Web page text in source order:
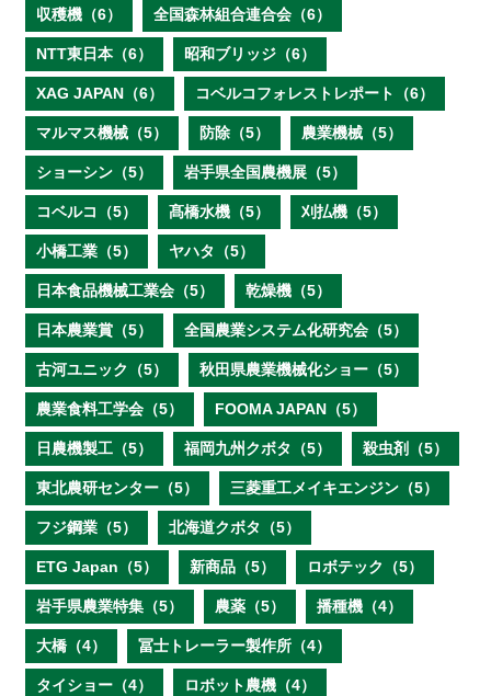
収穫機（6） 全国森林組合連合会（6）
NTT東日本（6） 昭和ブリッジ（6）
XAG JAPAN（6） コベルコフォレストレポート（6）
マルマス機械（5） 防除（5） 農業機械（5）
ショーシン（5） 岩手県全国農機展（5）
コベルコ（5） 髙橋水機（5） 刈払機（5）
小橋工業（5） ヤハタ（5）
日本食品機械工業会（5） 乾燥機（5）
日本農業賞（5） 全国農業システム化研究会（5）
古河ユニック（5） 秋田県農業機械化ショー（5）
農業食料工学会（5） FOOMA JAPAN（5）
日農機製工（5） 福岡九州クボタ（5） 殺虫剤（5）
東北農研センター（5） 三菱重工メイキエンジン（5）
フジ鋼業（5） 北海道クボタ（5）
ETG Japan（5） 新商品（5） ロボテック（5）
岩手県農業特集（5） 農薬（5） 播種機（4）
大橋（4） 冨士トレーラー製作所（4）
タイショー（4） ロボット農機（4）